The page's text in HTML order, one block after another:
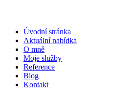
Úvodní stránka
Aktuální nabídka
O mně
Moje služby
Reference
Blog
Kontakt